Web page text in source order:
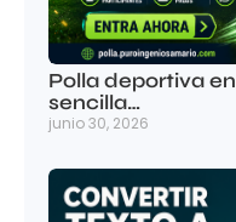
Polla deportiva
sencilla…
junio 30, 2026